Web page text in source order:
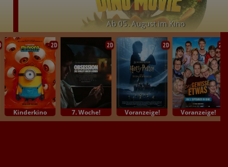
Ab 05. August im Kino
2D
Kinderkino
2D
7. Woche!
2D
Voranzeige!
2D
Voranzeige!